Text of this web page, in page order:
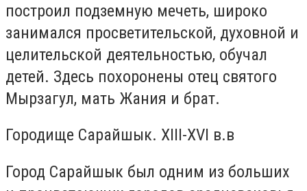
построил подземную мечеть, широко
занимался просветительской, духовной и
целительской деятельностью, обучал
детей. Здесь похоронены отец святого
Мырзагул, мать Жания и брат.
Городище Сарайшык. XIII-XVI в.в
Город Сарайшык был одним из больших